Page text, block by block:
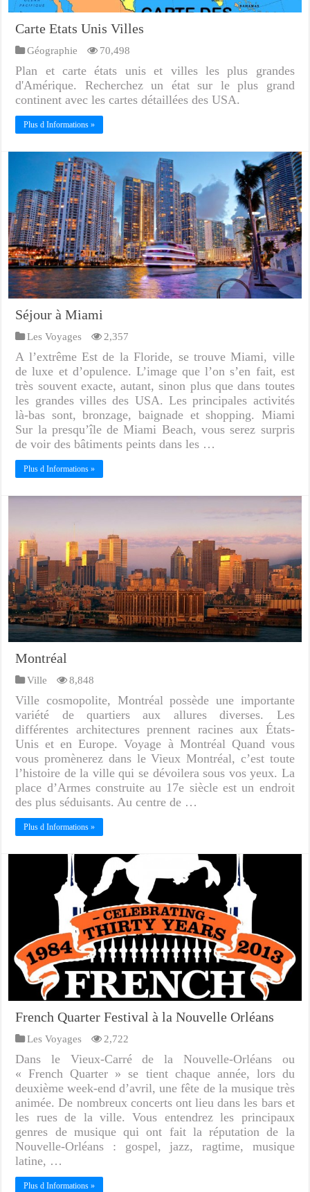
Carte Etats Unis Villes
Géographie 70,498
Plan et carte états unis et villes les plus grandes
d'Amérique. Recherchez un état sur le plus grand
continent avec les cartes détaillées des USA.
Plus d Informations »
Séjour à Miami
Les Voyages 2,357
A l’extrême Est de la Floride, se trouve Miami, ville
de luxe et d’opulence. L’image que l’on s’en fait, est
très souvent exacte, autant, sinon plus que dans toutes
les grandes villes des USA. Les principales activités
là-bas sont, bronzage, baignade et shopping. Miami
Sur la presqu’île de Miami Beach, vous serez surpris
de voir des bâtiments peints dans les …
Plus d Informations »
Montréal
Ville 8,848
Ville cosmopolite, Montréal possède une importante
variété de quartiers aux allures diverses. Les
différentes architectures prennent racines aux États-
Unis et en Europe. Voyage à Montréal Quand vous
vous promènerez dans le Vieux Montréal, c’est toute
l’histoire de la ville qui se dévoilera sous vos yeux. La
place d’Armes construite au 17e siècle est un endroit
des plus séduisants. Au centre de …
Plus d Informations »
French Quarter Festival à la Nouvelle Orléans
Les Voyages 2,722
Dans le Vieux-Carré de la Nouvelle-Orléans ou
« French Quarter » se tient chaque année, lors du
deuxième week-end d’avril, une fête de la musique très
animée. De nombreux concerts ont lieu dans les bars et
les rues de la ville. Vous entendrez les principaux
genres de musique qui ont fait la réputation de la
Nouvelle-Orléans : gospel, jazz, ragtime, musique
latine, …
Plus d Informations »